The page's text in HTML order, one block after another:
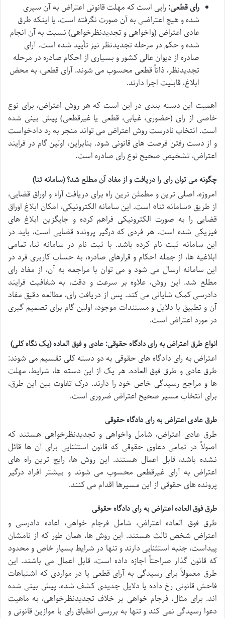
رای قطعی:رایی است که مهلت قانونی اعتراض به آن سپری
شده و هیچ اعتراضی به آن صورت نگرفته است، یا اینکه طرق
عادی اعتراض (واخواهی و تجدیدنظرخواهی) نسبت به آن انجام
شده و حکم در مرحله تجدیدنظر نیز تأیید شده است. آرای
صادره از دیوان عالی کشور و بسیاری از احکام صادره در مرحله
تجدیدنظر، ذاتاً قطعی محسوب می شوند. آرای قطعی، به محض
ابلاغ، قابلیت اجرا دارند.
اهمیت این دسته بندی در این است که هر روش اعتراض، برای نوع
خاصی از رای (حضوری، غیابی، قطعی یا غیرقطعی) پیش بینی شده
است. انتخاب نادرست روش اعتراض می تواند منجر به رد دادخواست
و از دست رفتن فرصت های قانونی شود. بنابراین، اولین گام در فرایند
اعتراض، تشخیص صحیح نوع رای صادره است.
چگونه می توان رای را دریافت و از مفاد آن مطلع شد؟ (سامانه ثنا)
امروزه، اصلی ترین و مطمئن ترین راه برای دریافت آراء و اوراق قضایی،
از طریق «سامانه ثنا» است. این سامانه الکترونیکی، امکان ابلاغ اوراق
قضایی را به صورت الکترونیکی فراهم کرده و جایگزین ابلاغ های
فیزیکی شده است. هر فردی که درگیر پرونده قضایی است، باید در
این سامانه ثبت نام کرده باشد. با ثبت نام در سامانه ثنا، تمامی
ابلاغیه ها، از جمله احکام و قرارهای صادره، به حساب کاربری فرد در
این سامانه ارسال می شود و می توان با مراجعه به آن، از مفاد رای
مطلع شد. این روش، علاوه بر سرعت و دقت، به شفافیت فرایند
دادرسی کمک شایانی می کند. پس از دریافت رای، مطالعه دقیق مفاد
آن و تطبیق با دلایل و مستندات موجود، اولین گام برای تصمیم گیری
در مورد اعتراض است.
انواع طرق اعتراض به رای دادگاه حقوقی: عادی و فوق العاده (یک نگاه کلی)
اعتراض به رای دادگاه های حقوقی به دو دسته کلی تقسیم می شوند:
طرق عادی و طرق فوق العاده. هر یک از این دسته ها، شرایط، مهلت
ها و مراجع رسیدگی خاص خود را دارند. درک تفاوت بین این طرق،
برای انتخاب مسیر صحیح اعتراض ضروری است.
طرق عادی اعتراض به رای دادگاه حقوقی
طرق عادی اعتراض، شامل واخواهی و تجدیدنظرخواهی هستند که
اصولاً در تمامی دعاوی حقوقی که قانون استثنایی برای آن ها قائل
نشده باشد، قابل اعمال هستند. این روش ها، رایج ترین راه های
اعتراض به آرای غیرقطعی محسوب می شوند و بیشتر افراد درگیر
پرونده های حقوقی از این مسیرها اقدام می کنند.
طرق فوق العاده اعتراض به رای دادگاه حقوقی
طرق فوق العاده اعتراض، شامل فرجام خواهی، اعاده دادرسی و
اعتراض شخص ثالث هستند. این روش ها، همان طور که از نامشان
پیداست، جنبه استثنایی دارند و تنها در شرایط بسیار خاص و محدود
که قانون گذار صراحتاً اجازه داده است، قابل اعمال می باشند. این
طرق معمولاً برای رسیدگی به آرای قطعی یا در مواردی که اشتباهات
فاحش قانونی رخ داده یا دلایل جدیدی کشف شده، پیش بینی شده
اند. برای مثال، فرجام خواهی بر خلاف تجدیدنظرخواهی، به ماهیت
دعوا رسیدگی نمی کند و تنها به بررسی انطباق رای با موازین قانونی و